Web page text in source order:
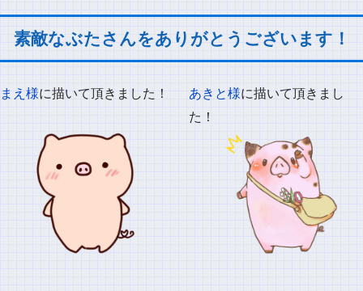
素敵なぶたさんをありがとうございます！
まえ様に描いて頂きました！ あきと様に描いて頂きまし
た！